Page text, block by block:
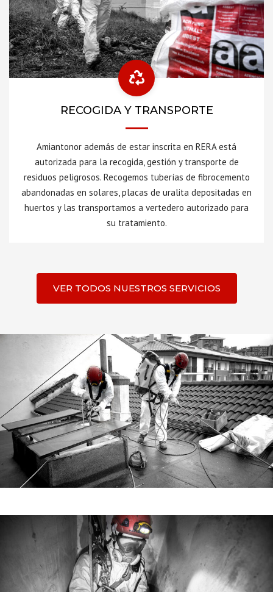
RECOGIDA Y TRANSPORTE
Amiantonor además de estar inscrita en RERA está
autorizada para la recogida, gestión y transporte de
residuos peligrosos. Recogemos tuberías de fibrocemento
abandonadas en solares, placas de uralita depositadas en
huertos y las transportamos a vertedero autorizado para
su tratamiento.
VER TODOS NUESTROS SERVICIOS